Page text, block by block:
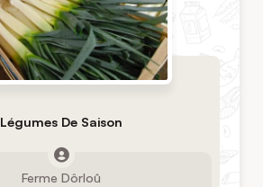
Légumes De Saison
Ferme Dôrloû